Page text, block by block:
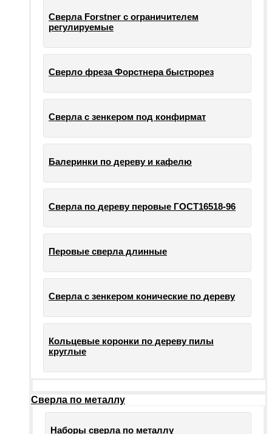
Сверла Forstner с ограничителем
регулируемые
Сверло фреза Форстнера быстрорез
Сверла с зенкером под конфирмат
Балеринки по дереву и кафелю
Сверла по дереву перовые ГОСТ16518-96
Перовые сверла длинные
Сверла с зенкером конические по дереву
Кольцевые коронки по дереву пилы
круглые
Сверла по металлу
Наборы сверла по металлу